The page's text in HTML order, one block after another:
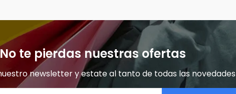
No te pierdas nuestras ofertas
newsletter y estate al tanto de todas las novedades​